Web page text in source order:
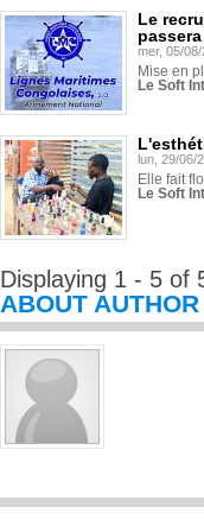
Le
mer, 05/
Mise en
Le Soft
lun, 29/06/
Elle fait
Le Soft
Displaying 1 - 5 of
ABOUT AUTHOR